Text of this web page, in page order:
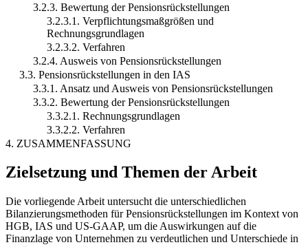
3.2.3. Bewertung der Pensionsrückstellungen
3.2.3.1. Verpflichtungsmaßgrößen und
Rechnungsgrundlagen
3.2.3.2. Verfahren
3.2.4. Ausweis von Pensionsrückstellungen
3.3. Pensionsrückstellungen in den IAS
3.3.1. Ansatz und Ausweis von Pensionsrückstellungen
3.3.2. Bewertung der Pensionsrückstellungen
3.3.2.1. Rechnungsgrundlagen
3.3.2.2. Verfahren
4. ZUSAMMENFASSUNG
Zielsetzung und Themen der Arbeit
Die vorliegende Arbeit untersucht die unterschiedlichen
Bilanzierungsmethoden für Pensionsrückstellungen im Kontext von
HGB, IAS und US-GAAP, um die Auswirkungen auf die
Finanzlage von Unternehmen zu verdeutlichen und Unterschiede in